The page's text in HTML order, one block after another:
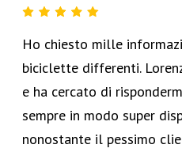
Ho chiesto mille
biciclette differenti.
e ha cercato di
sempre in modo super
nonostante il pessimo